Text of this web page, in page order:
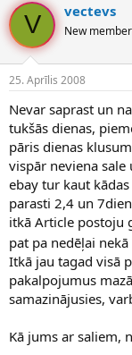
V vectevs
New member
25. Aprīlis 2008
Nevar saprast un
tukšās dienas,
pāris dienas
vispār neviena sale
ebay tur kaut
parasti 2,4 un
itkā Article postoju
pat pa nedēļai
Itkā jau tagad visā
pakalpojumus
samazinājusies,
Kā jums ar saliem,